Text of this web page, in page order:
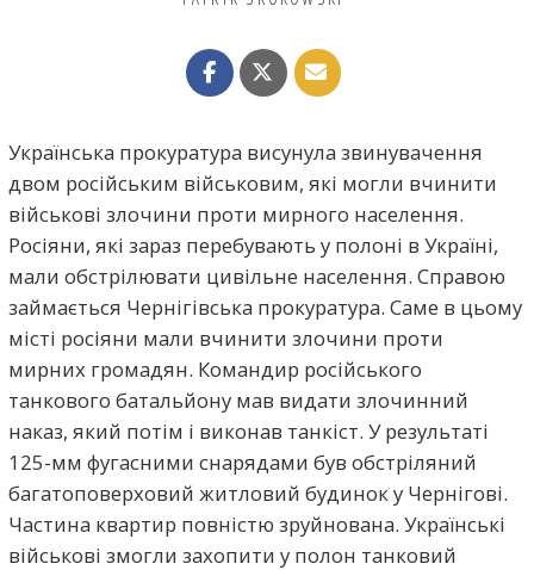
Українська прокуратура висунула звинувачення
двом російським військовим, які могли вчинити
військові злочини проти мирного населення.
Росіяни, які зараз перебувають у полоні в Україні,
мали обстрілювати цивільне населення. Справою
займається Чернігівська прокуратура. Саме в цьому
місті росіяни мали вчинити злочини проти
мирних громадян. Командир російського
танкового батальйону мав видати злочинний
наказ, який потім і виконав танкіст. У результаті
125-мм фугасними снарядами був обстріляний
багатоповерховий житловий будинок у Чернігові.
Частина квартир повністю зруйнована. Українські
військові змогли захопити у полон танковий